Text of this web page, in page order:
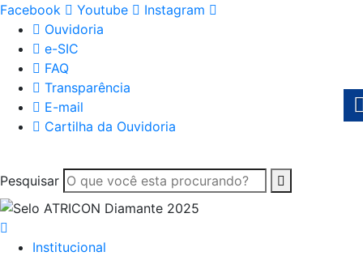
Facebook Youtube
Instagram
Ouvidoria
e-SIC
FAQ
Transparência
E-mail
Cartilha da Ouvidoria
Pesquisar
Institucional